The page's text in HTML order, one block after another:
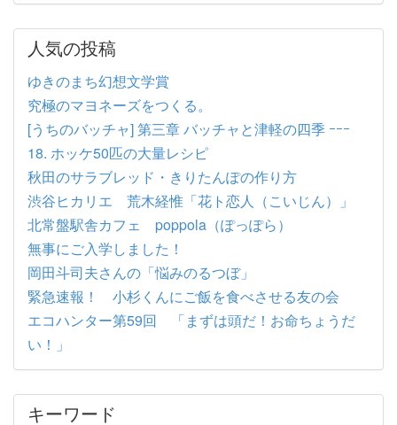
人気の投稿
ゆきのまち幻想文学賞
究極のマヨネーズをつくる。
[うちのバッチャ] 第三章 バッチャと津軽の四季 ｰｰｰ
18. ホッケ50匹の大量レシピ
秋田のサラブレッド・きりたんぽの作り方
渋谷ヒカリエ 荒木経惟「花ト恋人（こいじん）」
北常盤駅舎カフェ poppola（ぽっぽら）
無事にご入学しました！
岡田斗司夫さんの「悩みのるつぼ」
緊急速報！ 小杉くんにご飯を食べさせる友の会
エコハンター第59回 「まずは頭だ！お命ちょうだ
い！」
キーワード